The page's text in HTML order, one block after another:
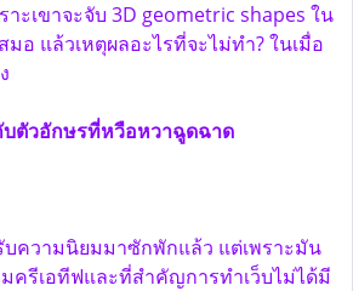
ะเขาจะจับ 3D geometric shapes ใน
อ แล้วเหตุผลอะไรที่จะไม่ทำ? ในเมื่อ
ตัวอักษรที่หวือหวาฉูดฉาด
ความนิยมมาซักพักแล้ว แต่เพราะมัน
ครีเอทีฟและที่สำคัญการทำเว็บไม่ได้มี